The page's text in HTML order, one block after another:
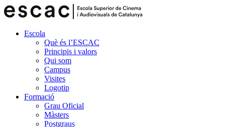
Escola
Què és l’ESCAC
Principis i valors
Qui som
Campus
Visites
Logotip
Formació
Grau Oficial
Màsters
Postgraus